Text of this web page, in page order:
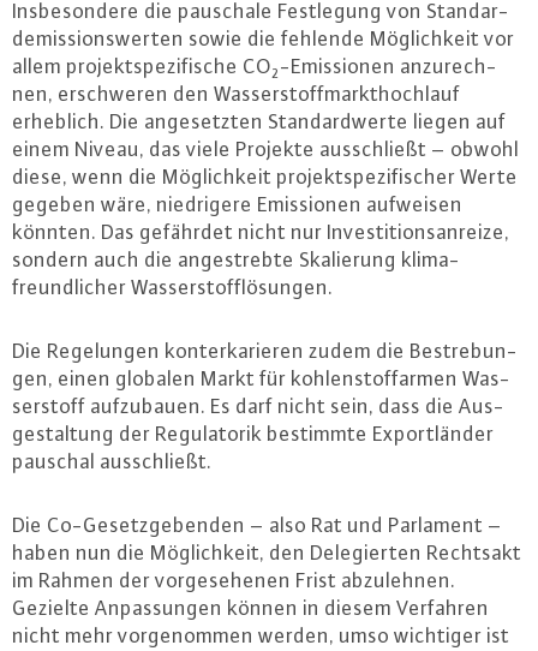
Ins­be­son­de­re die pauschale Fest­le­gung von Stan­dar­
de­mis­si­ons­wer­ten sowie die fehlende Mög­lich­keit vor
allem pro­jekt­spe­zi­fi­sche CO₂-Emis­sio­nen an­zu­rech­
nen, er­schwe­ren den Was­ser­stoff­markt­hoch­lauf
erheblich. Die an­ge­setz­ten Stan­dard­wer­te liegen auf
einem Niveau, das viele Projekte aus­schließt – obwohl
diese, wenn die Mög­lich­keit pro­jekt­spe­zi­fi­scher Werte
gegeben wäre, nied­ri­ge­re Emis­sio­nen aufweisen
könnten. Das gefährdet nicht nur In­ves­ti­ti­ons­an­rei­ze,
sondern auch die an­ge­streb­te Ska­lie­rung kli­ma­
freund­li­cher Was­ser­stoff­lö­sun­gen.
Die Re­ge­lun­gen kon­ter­ka­rie­ren zudem die Be­stre­bun­
gen, einen globalen Markt für koh­len­stoff­ar­men Was­
ser­stoff auf­zu­bau­en. Es darf nicht sein, dass die Aus­
ge­stal­tung der Re­gu­la­to­rik bestimmte Ex­port­län­der
pauschal aus­schließt.
Die Co-Ge­setz­ge­ben­den – also Rat und Parlament –
haben nun die Mög­lich­keit, den De­le­gier­ten Rechtsakt
im Rahmen der vor­ge­se­he­nen Frist ab­zu­leh­nen.
Gezielte An­pas­sun­gen können in diesem Verfahren
nicht mehr vor­ge­nom­men werden, umso wichtiger ist